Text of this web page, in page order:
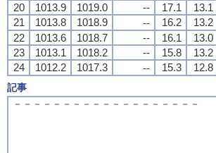
20
1013.9 1019.0 -- 17.1 13.1
21
1013.8 1018.9 -- 16.2 13.2
22
1013.6 1018.7 -- 16.1 13.0
23
1013.1 1018.2 -- 15.8 13.2
24
1012.2 1017.3 -- 15.3 12.8
記事
－－－－－－－－－－－－－－－－－－－